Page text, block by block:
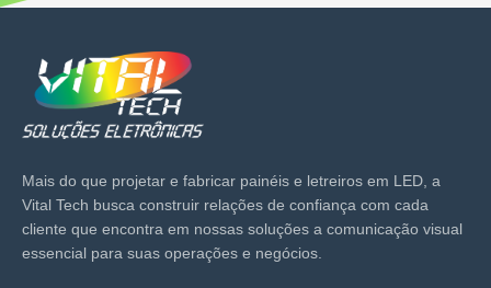
Mais do que projetar e fabricar painéis e letreiros em LED, a
Vital Tech busca construir relações de confiança com cada
cliente que encontra em nossas soluções a comunicação visual
essencial para suas operações e negócios.